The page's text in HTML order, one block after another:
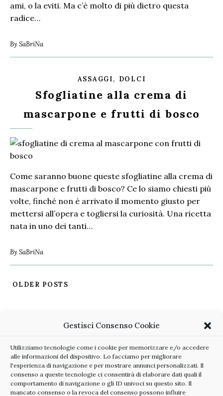
Gestisci Consenso Cookie
Utilizziamo tecnologie come i cookie per memorizzare e/o accedere
alle informazioni del dispositivo. Lo facciamo per migliorare
l'esperienza di navigazione e per mostrare annunci personalizzati. Il
consenso a queste tecnologie ci consentirà di elaborare dati quali il
comportamento di navigazione o gli ID univoci su questo sito. Il
mancato consenso o la revoca del consenso possono influire
ami, o la eviti. Ma c’è molto di più dietro questa
radice…
By SaBriNa
ASSAGGI, DOLCI
Sfogliatine alla crema di
mascarpone e frutti di bosco
Come saranno buone queste sfogliatine alla crema di
mascarpone e frutti di bosco? Ce lo siamo chiesti più
volte, finché non è arrivato il momento giusto per
mettersi all’opera e togliersi la curiosità. Una ricetta
nata in uno dei tanti…
By SaBriNa
OLDER POSTS